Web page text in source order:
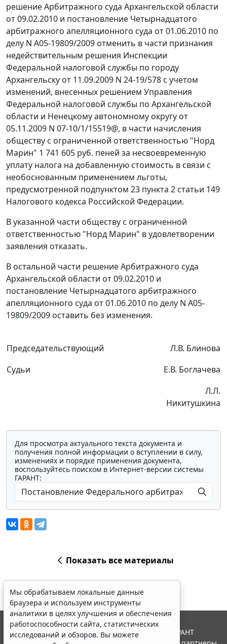
решение Арбитражного суда Архангельской области
от 09.02.2010 и постановление Четырнадцатого
арбитражного апелляционного суда от 01.06.2010 по
делу N А05-19809/2009 отменить в части признания
недействительным решения Инспекции
Федеральной налоговой службы по городу
Архангельску от 11.09.2009 N 24-19/578 с учетом
изменений, внесенных решением Управления
Федеральной налоговой службы по Архангельской
области и Ненецкому автономному округу от
05.11.2009 N 07-10/1/15519@, в части начисления
обществу с ограниченной ответственностью "Норд
Марин" 1 741 605 руб. пеней за несвоевременную
уплату налога на добавленную стоимость в связи с
необоснованным применением льготы,
предусмотренной подпунктом 23 пункта 2 статьи 149
Налогового кодекса Российской Федерации.
В указанной части обществу с ограниченной
ответственностью "Норд Марин" в удовлетворении
заявления отказать.
В остальной части решение Арбитражного суда
Архангельской области от 09.02.2010 и
постановление Четырнадцатого арбитражного
апелляционного суда от 01.06.2010 по делу N А05-
19809/2009 оставить без изменения.
Председательствующий
Л.В. Блинова
Судьи
Е.В. Боглачева
Л.Л.
Никитушкина
Для просмотра актуального текста документа и
получения полной информации о вступлении в силу,
изменениях и порядке применения документа,
воспользуйтесь поиском в Интернет-версии системы
ГАРАНТ:
Показать все материалы
Мы обрабатываем локальные данные
браузера и используем инструменты
исследований и обзоров. Вы можете
настройках браузера. Пожалуйста,
ознакомьтесь с условиями их обработки
Принять
© ООО "НПП "ГАРАНТ-СЕРВИС", 2026. Система ГАРАНТ